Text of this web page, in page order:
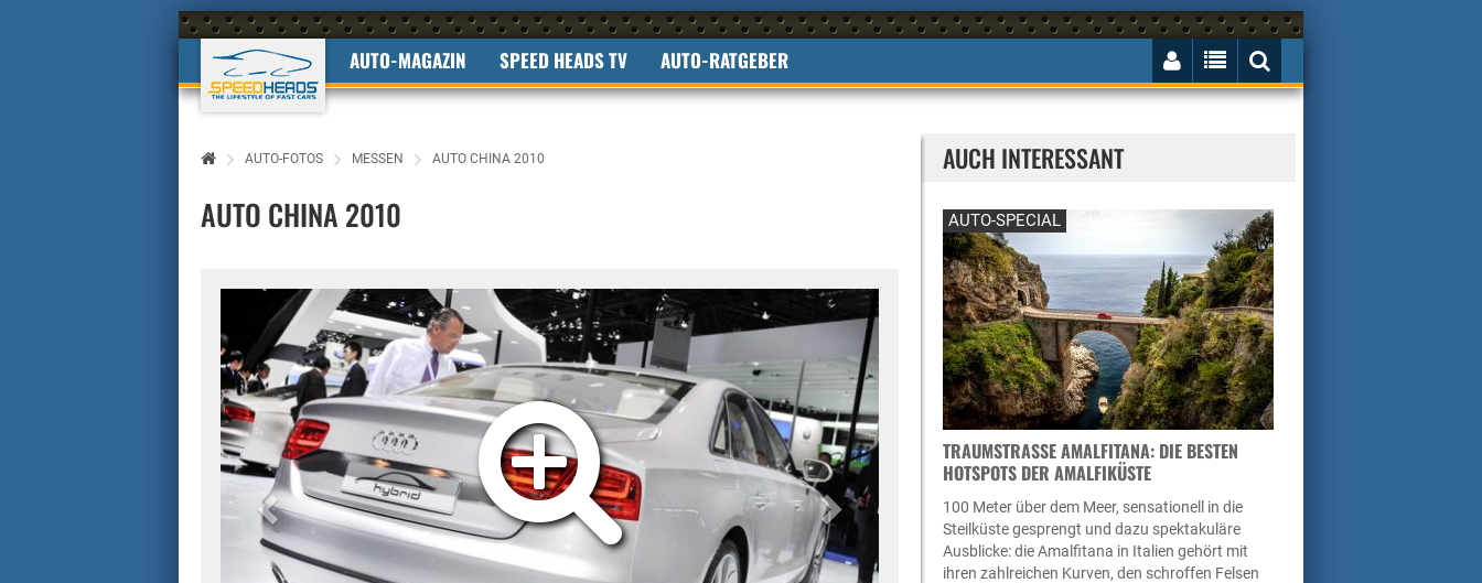
AUTO-MAGAZIN SPEED HEADS TV AUTO-RATGEBER
AUTO-FOTOS MESSEN AUTO CHINA 2010
AUTO CHINA 2010
AUCH INTERESSANT
AUTO-SPECIAL
TRAUMSTRASSE AMALFITANA: DIE BESTEN H
OTSPOTS DER AMALFIKÜSTE
100 Meter über dem Meer, sensationell in die
Steilküste gesprengt und dazu spektakuläre
Ausblicke: die Amalfitana in Italien gehört mit
ihren zahlreichen Kurven, den schroffen Felsen